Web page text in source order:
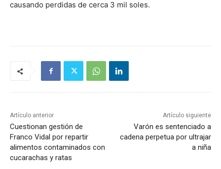
causando perdidas de cerca 3 mil soles.
Artículo anterior
Cuestionan gestión de
Franco Vidal por repartir
alimentos contaminados con
cucarachas y ratas
Artículo siguiente
Varón es sentenciado a
cadena perpetua por ultrajar
a niña